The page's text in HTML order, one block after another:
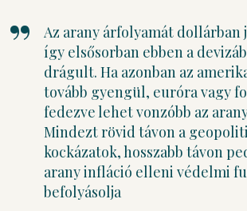
Az arany árfolyamát dollárban
így elsősorban ebben a
drágult. Ha azonban az
tovább gyengül, euróra vagy
fedezve lehet vonzóbb az
Mindezt rövid távon a
kockázatok, hosszabb távon
arany infláció elleni védelmi
befolyásolja